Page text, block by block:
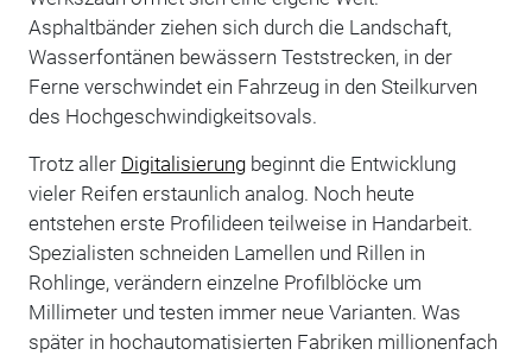
Asphaltbänder ziehen sich durch die Landschaft,
Wasserfontänen bewässern Teststrecken, in der
Ferne verschwindet ein Fahrzeug in den Steilkurven
des Hochgeschwindigkeitsovals.
Trotz aller Digitalisierungbeginnt die Entwicklung
vieler Reifen erstaunlich analog. Noch heute
entstehen erste Profilideen teilweise in Handarbeit.
Spezialisten schneiden Lamellen und Rillen in
Rohlinge, verändern einzelne Profilblöcke um
Millimeter und testen immer neue Varianten. Was
später in hochautomatisierten Fabriken millionenfach